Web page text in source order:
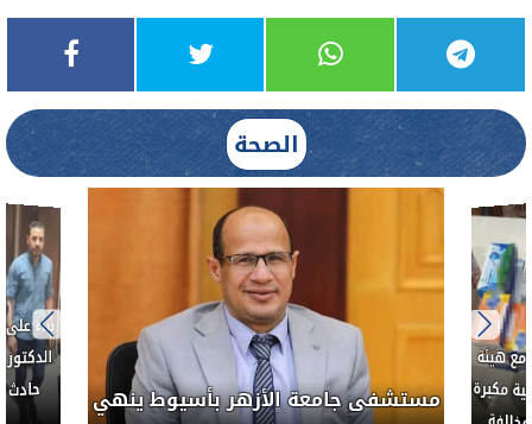
الصحة
بناءً
حادث
مستشفى جامعة الأزهر بأسيوط ينهي
هيئة
مكبرة